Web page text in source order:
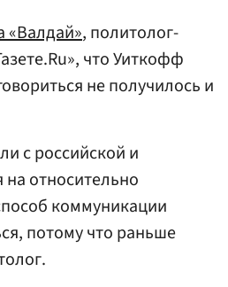
«Валдай», политолог-
что Уиткофф
не получилось и
с российской и
относительно
коммуникации
потому что раньше